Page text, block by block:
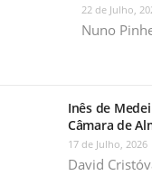
22 de Julho,
Nuno
Inês de
Câmara de
17 de Julho, 2026
David